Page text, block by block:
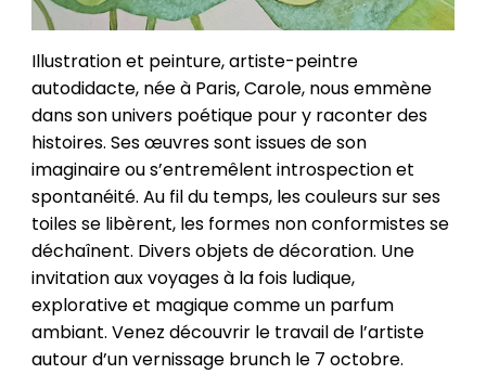
Illustration et peinture, artiste-peintre
autodidacte, née à Paris, Carole, nous emmène
dans son univers poétique pour y raconter des
histoires. Ses œuvres sont issues de son
imaginaire ou s’entremêlent introspection et
spontanéité. Au fil du temps, les couleurs sur ses
toiles se libèrent, les formes non conformistes se
déchaînent. Divers objets de décoration. Une
invitation aux voyages à la fois ludique,
explorative et magique comme un parfum
ambiant. Venez découvrir le travail de l’artiste
autour d’un vernissage brunch le 7 octobre.